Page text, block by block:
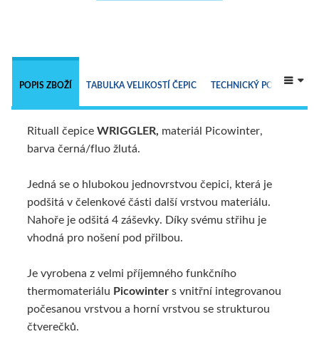
 
POPIS ZBOŽÍ TABULKA VELIKOSTÍ ČEPIC TECHNICKÝ POPIS
ALTERNATIVNÍ ZBOŽÍ
Rituall čepice WRIGGLER, materiál Picowinter,
barva černá/fluo žlutá.
Jedná se o hlubokou jednovrstvou čepici, která je
podšitá v čelenkové části další vrstvou materiálu.
Nahoře je odšitá 4 záševky. Díky svému střihu je
vhodná pro nošení pod přilbou.
Je vyrobena z velmi příjemného funkčního
thermomateriálu Picowinters vnitřní integrovanou
počesanou vrstvou a horní vrstvou se strukturou
čtverečků.